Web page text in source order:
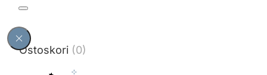
Ostoskori (0)